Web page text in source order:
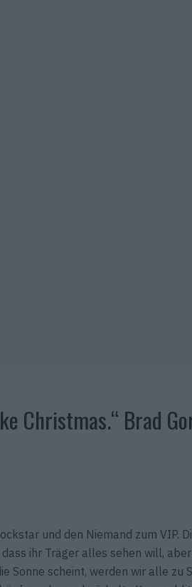
Christmas.“ Brad
und den Niemand zum VIP.
ihr Träger alles sehen will,
Sonne scheint, werden wir alle zu